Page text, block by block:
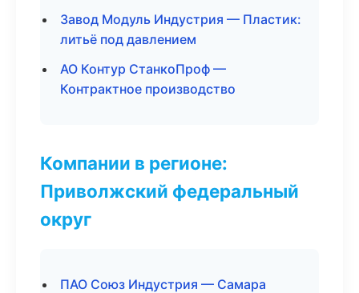
Завод Модуль Индустрия — Пластик:
литьё под давлением
АО Контур СтанкоПроф —
Контрактное производство
Компании в регионе:
Приволжский федеральный
округ
ПАО Союз Индустрия — Самара